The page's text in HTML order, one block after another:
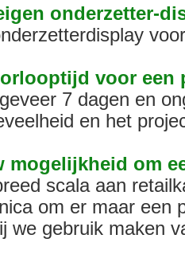
onderzetter-
voor
7 dagen en
en het
mogelijkheid om
scala aan
om er maar een
we gebruik maken